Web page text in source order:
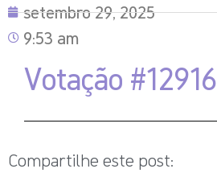
setembro 29, 2025
9:53 am
Votação #12916
Compartilhe este post: